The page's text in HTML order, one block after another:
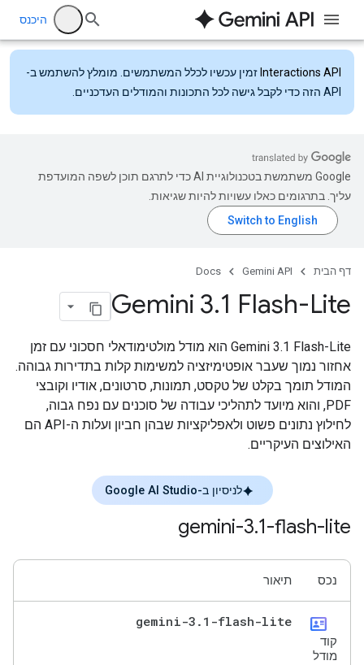
היכנס
Interactions API זמין עכשיו לכלל המשתמשים. מומלץ להשתמש ב-
API הזה כדי לקבל גישה לכל התכונות והמודלים העדכניים.
‫Google משתמשת בטכנולוגיית AI כדי לתרגם תוכן לשפה המועדפת
עליך. בתרגומים כאלו עשויות להיות שגיאות.
דף הבית Gemini API
Docs
Gemini 3.1 Flash-Lite
‫Gemini 3.1 Flash-Lite הוא מודל מולטימודאלי חסכוני עם זמן
אחזור נמוך שעבר אופטימיזציה למשימות קלות בתדירות גבוהה.
המודל תומך בקלט של טקסט, תמונות, סרטונים, אודיו וקובצי
PDF, והוא מיועד לתהליכי עבודה של סוכנים עם נפח גבוה,
לחילוץ נתונים פשוט ולאפליקציות שבהן חביון ועלות ה-API הם
האילוצים העיקריים.
לניסיון ב-Google AI Studio
gemini-3.1-flash-lite
נכס תיאור
id_card
קוד
מודל
gemini-3 . 1-flash-lite